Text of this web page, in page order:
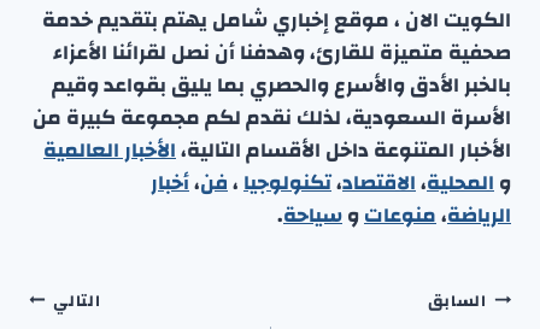
الكويت الان ، موقع إخباري شامل يهتم بتقديم خدمة
صحفية متميزة للقارئ، وهدفنا أن نصل لقرائنا الأعزاء
بالخبر الأدق والأسرع والحصري بما يليق بقواعد وقيم
الأسرة السعودية، لذلك نقدم لكم مجموعة كبيرة من
الأخبار المتنوعة داخل الأقسام التالية،الأخبار العالمية
والمحلية،الاقتصاد،تكنولوجيا،فن،أخبار
الرياضة،منوعاتوسياحة.
تصفّح
السابق التالي